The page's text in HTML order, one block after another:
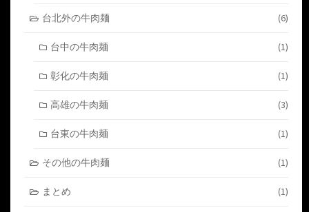
台北外の牛肉麺 (6)
台中の牛肉麺 (1)
彰化の牛肉麺 (1)
高雄の牛肉麺 (3)
台東の牛肉麺 (1)
その他の牛肉麺 (1)
まとめ (1)